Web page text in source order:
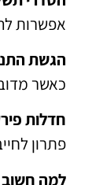
אפשרות
הגשת
כאשר
חדלות
פתרון
למה חשוב